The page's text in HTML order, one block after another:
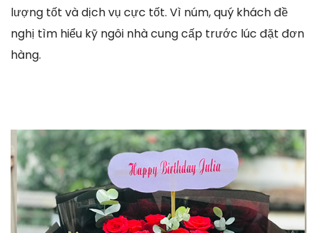
lượng tốt và dịch vụ cực tốt. Vì núm, quý khách đề
nghị tìm hiểu kỹ ngôi nhà cung cấp trước lúc đặt đơn
hàng.